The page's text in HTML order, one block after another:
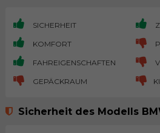
SICHERHEIT
KOMFORT
FAHREIGENSCHAFTEN
GEPÄCKRAUM
Sicherheit des Modells